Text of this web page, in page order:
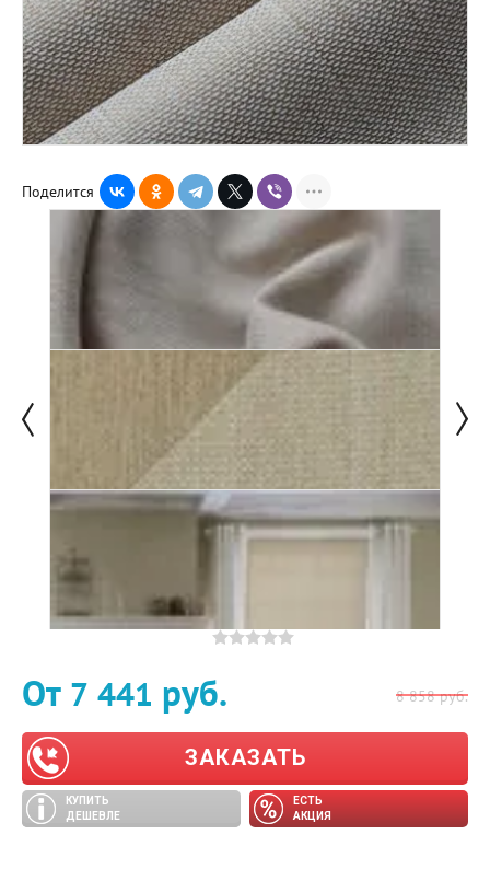
Поделится
8 858руб.
От 7 441 руб.
ЗАКАЗАТЬ
КУПИТЬ
ДЕШЕВЛЕ
ЕСТЬ
АКЦИЯ